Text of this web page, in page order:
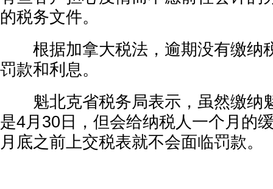
的税务文件。
根据加拿大税法，逾期没有缴纳
罚款和利息。
魁北克省税务局表示，虽然缴纳
是4月30日，但会给纳税人一个月的
月底之前上交税表就不会面临罚款。